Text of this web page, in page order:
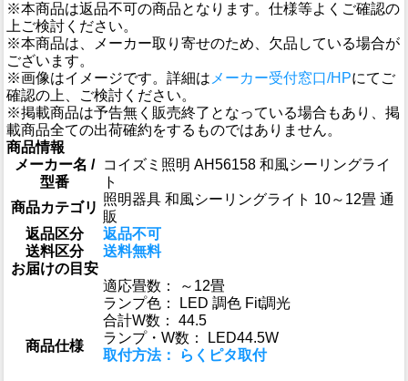
※本商品は返品不可の商品となります。仕様等よくご確認の
上ご検討ください。
※本商品は、メーカー取り寄せのため、欠品している場合が
ございます。
※画像はイメージです。詳細は メーカー受付窓口/HPにてご
確認の上、ご検討ください。
※掲載商品は予告無く販売終了となっている場合もあり、掲
載商品全ての出荷確約をするものではありません。
商品情報
メーカー名 /
型番
コイズミ照明 AH56158 和風シーリングライ
ト
商品カテゴリ
照明器具 和風シーリングライト 10～12畳 通
販
返品区分
返品不可
送料区分
送料無料
お届けの目安
商品仕様
適応畳数： ～12畳
ランプ色： LED 調色 Fit調光
合計W数： 44.5
ランプ・W数： LED44.5W
取付方法： らくピタ取付